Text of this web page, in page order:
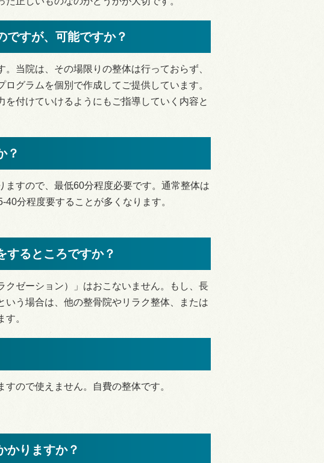
ですが、可能ですか？
当院は、その場限りの整体は行っておらず、
グラムを個別で作成してご提供しています。
付けていけるようにもご指導していく内容と
？
すので、最低60分程度必要です。通常整体は
分程度要することが多くなります。
するところですか？
ゼーション）」はおこないません。もし、長
いう場合は、他の整骨院やリラク整体、または
。
ので使えません。自費の整体です。
かりますか？